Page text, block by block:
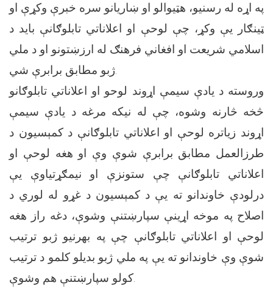
په اړه له رسنیو، هټیوالو او ښاریانو سره خبرې وکړې او
ټینګار یې وکړ، چې لوحې او اعلاناتي تابلوګانې باید د
اسلامي شریعت او افغاني فرهنګ له ارزښتونو او د ملي
ژبو مطابق برابرې شي.
وروسته د یادې سیمې اړوند لوحو او اعلاناتي تابلوګانو
څخه څارنه وشوه، چې له نیکه مرغه د یادې سیمې
اړوند زیاتره لوحې او اعلاناتي تابلوګانې د کمېسیون د
طرزالعمل مطابق برابرې شوې وې او هغه لوحې او
اعلاناتي تابلوګانې چې ستونزې او نیمګړتیاوې یې
درلودې خاوندانو ته یې د کمېسیون د غړو له لوري د
اصلاح په موخه اړینې سپارښتنې وشوې، دغه راز هغه
لوحې او اعلاناتي تابلوګانې چې په بهرنیو ژبو ترتیب
شوې وې خاوندانو ته یې په ملي ژبو بدیلو کلمو د ترتیب
کولو سپارښتنې هم وشوې.